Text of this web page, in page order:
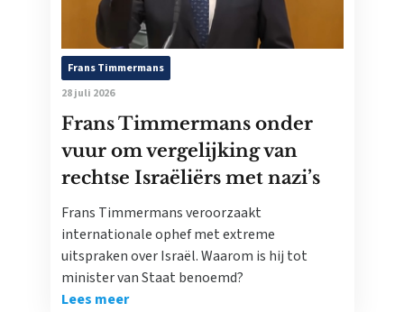
Frans Timmermans
28 juli 2026
Frans Timmermans onder
vuur om vergelijking van
rechtse Israëliërs met nazi’s
Frans Timmermans veroorzaakt
internationale ophef met extreme
uitspraken over Israël. Waarom is hij tot
minister van Staat benoemd?
Lees meer